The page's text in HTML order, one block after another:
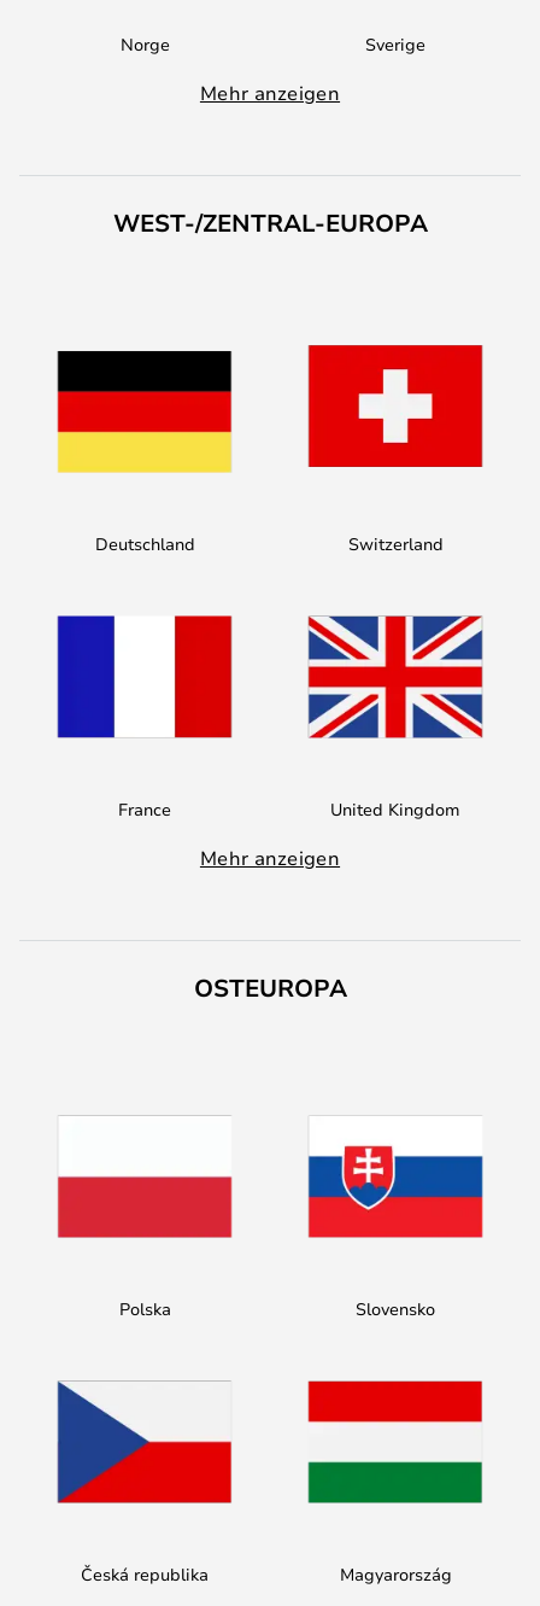
Norge Sverige
Mehr anzeigen
WEST-/ZENTRAL-EUROPA
Deutschland Switzerland
France United Kingdom
Mehr anzeigen
OSTEUROPA
Polska Slovensko
Česká republika Magyarország